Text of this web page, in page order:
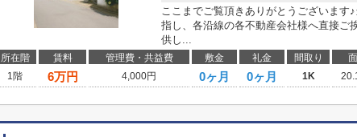
ここまでご覧頂きありがとうございます
指し、各沿線の各不動産会社様へ直接ご
供し...
所在階 賃料 管理費・共益費 敷金 礼金 間取り
1階
6万円 4,000円 0ヶ月 0ヶ月 1K